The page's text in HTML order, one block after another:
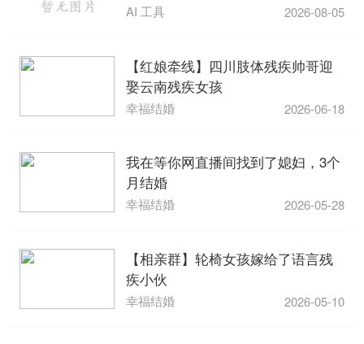
AI 工具 2026-08-05
【红娘牵线】四川肢体残疾帅哥迎
娶云南残疾女孩
幸福结婚 2026-06-18
我在等你网直播间找到了媳妇，3个
月结婚
幸福结婚 2026-05-28
【相亲群】轮椅女孩嫁给了语言残
疾小伙
幸福结婚 2026-05-10